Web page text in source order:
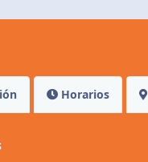
Horarios